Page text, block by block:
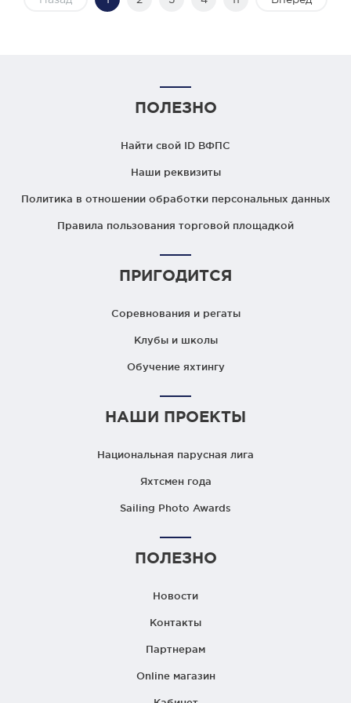
ПОЛЕЗНО
Найти свой ID ВФПС
Наши реквизиты
Политика в отношении обработки персональных данных
Правила пользования торговой площадкой
ПРИГОДИТСЯ
Соревнования и регаты
Клубы и школы
Обучение яхтингу
НАШИ ПРОЕКТЫ
Национальная парусная лига
Яхтсмен года
Sailing Photo Awards
ПОЛЕЗНО
Новости
Контакты
Партнерам
Online магазин